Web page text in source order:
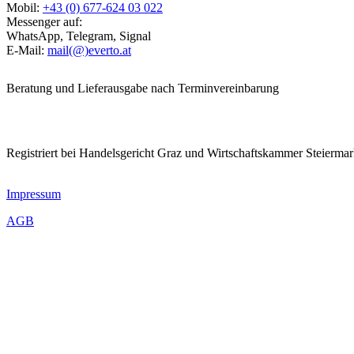
Mobil: +43 (0) 677-624 03 022
Messenger auf:
WhatsApp, Telegram, Signal
E-Mail: mail(@)everto.at
Beratung und Lieferausgabe nach Terminvereinbarung
Registriert bei Handelsgericht Graz und Wirtschaftskammer
Impressum
AGB